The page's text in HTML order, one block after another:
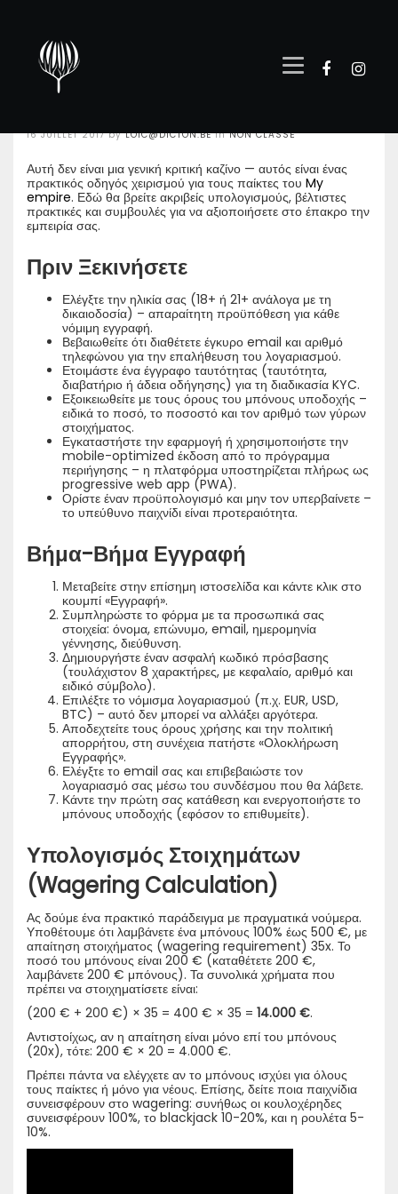
Στοιχημάτων και
Μπόνους Καζίνο
Posted
16 JUILLET 2017byLOIC@DICTON.BEinNON CLASSÉ
Αυτή δεν είναι μια γενική κριτική καζίνο — αυτός είναι ένας
πρακτικός οδηγός χειρισμού για τους παίκτες του My
empire. Εδώ θα βρείτε ακριβείς υπολογισμούς, βέλτιστες
πρακτικές και συμβουλές για να αξιοποιήσετε στο έπακρο την
εμπειρία σας.
Πριν Ξεκινήσετε
Ελέγξτε την ηλικία σας (18+ ή 21+ ανάλογα με τη
δικαιοδοσία) – απαραίτητη προϋπόθεση για κάθε
νόμιμη εγγραφή.
Βεβαιωθείτε ότι διαθέτετε έγκυρο email και αριθμό
τηλεφώνου για την επαλήθευση του λογαριασμού.
Ετοιμάστε ένα έγγραφο ταυτότητας (ταυτότητα,
διαβατήριο ή άδεια οδήγησης) για τη διαδικασία KYC.
Εξοικειωθείτε με τους όρους του μπόνους υποδοχής –
ειδικά το ποσό, το ποσοστό και τον αριθμό των γύρων
στοιχήματος.
Εγκαταστήστε την εφαρμογή ή χρησιμοποιήστε την
mobile-optimized έκδοση από το πρόγραμμα
περιήγησης – η πλατφόρμα υποστηρίζεται πλήρως ως
progressive web app (PWA).
Ορίστε έναν προϋπολογισμό και μην τον υπερβαίνετε –
το υπεύθυνο παιχνίδι είναι προτεραιότητα.
Βήμα-Βήμα Εγγραφή
Μεταβείτε στην επίσημη ιστοσελίδα και κάντε κλικ στο
κουμπί «Εγγραφή».
Συμπληρώστε το φόρμα με τα προσωπικά σας
στοιχεία: όνομα, επώνυμο, email, ημερομηνία
γέννησης, διεύθυνση.
Δημιουργήστε έναν ασφαλή κωδικό πρόσβασης
(τουλάχιστον 8 χαρακτήρες, με κεφαλαίο, αριθμό και
ειδικό σύμβολο).
Επιλέξτε το νόμισμα λογαριασμού (π.χ. EUR, USD,
BTC) – αυτό δεν μπορεί να αλλάξει αργότερα.
Αποδεχτείτε τους όρους χρήσης και την πολιτική
απορρήτου, στη συνέχεια πατήστε «Ολοκλήρωση
Εγγραφής».
Ελέγξτε το email σας και επιβεβαιώστε τον
λογαριασμό σας μέσω του συνδέσμου που θα λάβετε.
Κάντε την πρώτη σας κατάθεση και ενεργοποιήστε το
μπόνους υποδοχής (εφόσον το επιθυμείτε).
Υπολογισμός Στοιχημάτων
(Wagering Calculation)
Ας δούμε ένα πρακτικό παράδειγμα με πραγματικά νούμερα.
Υποθέτουμε ότι λαμβάνετε ένα μπόνους 100% έως 500 €, με
απαίτηση στοιχήματος (wagering requirement) 35x. Το
ποσό του μπόνους είναι 200 € (καταθέτετε 200 €,
λαμβάνετε 200 € μπόνους). Τα συνολικά χρήματα που
πρέπει να στοιχηματίσετε είναι:
(200 € + 200 €) × 35 = 400 € × 35 = 14.000 €.
Αντιστοίχως, αν η απαίτηση είναι μόνο επί του μπόνους
(20x), τότε: 200 € × 20 = 4.000 €.
Πρέπει πάντα να ελέγχετε αν το μπόνους ισχύει για όλους
τους παίκτες ή μόνο για νέους. Επίσης, δείτε ποια παιχνίδια
συνεισφέρουν στο wagering: συνήθως οι κουλοχέρηδες
συνεισφέρουν 100%, το blackjack 10-20%, και η ρουλέτα 5-
10%.